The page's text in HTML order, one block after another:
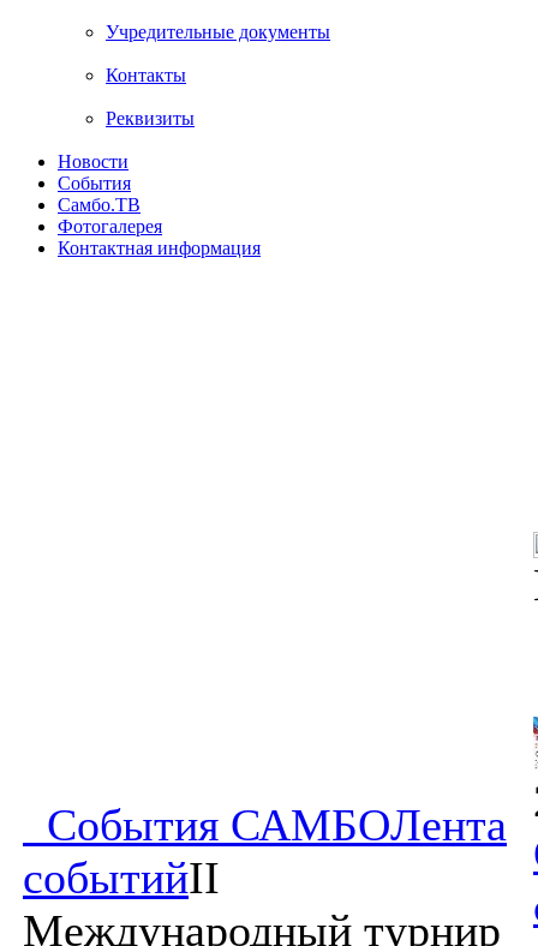
Учредительные документы
Контакты
Реквизиты
Новости
События
Самбо.ТВ
Фотогалерея
Контактная информация
События САМБОЛента
событийII
Международный турнир